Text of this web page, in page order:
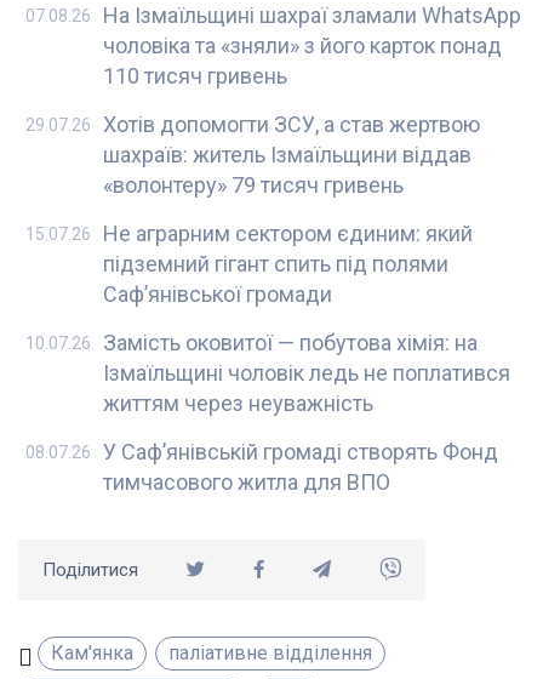
На Ізмаїльщині шахраї зламали WhatsApp
чоловіка та «зняли» з його карток понад
110 тисяч гривень
07.08.26
Хотів допомогти ЗСУ, а став жертвою
шахраїв: житель Ізмаїльщини віддав
«волонтеру» 79 тисяч гривень
29.07.26
Не аграрним сектором єдиним: який
підземний гігант спить під полями
Саф’янівської громади
15.07.26
Замість оковитої — побутова хімія: на
Ізмаїльщині чоловік ледь не поплатився
життям через неуважність
10.07.26
У Саф’янівській громаді створять Фонд
тимчасового житла для ВПО
08.07.26
Поділитися
Кам'янка
паліативне відділення